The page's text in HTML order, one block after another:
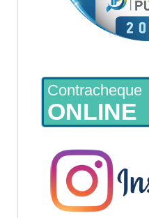
Contracheque
ONLINE